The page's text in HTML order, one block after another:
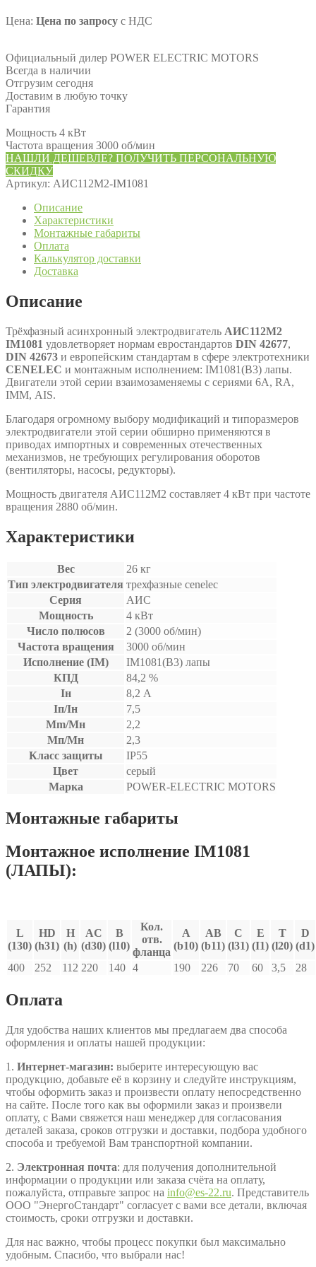
Цена: Цена по запросу с НДС
Официальный дилер POWER ELECTRIC MOTORS
Всегда в наличии
Отгрузим сегодня
Доставим в любую точку
Гарантия
Мощность 4 кВт
Частота вращения 3000 об/мин
НАШЛИ ДЕШЕВЛЕ? ПОЛУЧИТЬ ПЕРСОНАЛЬНУЮ
СКИДКУ
Артикул: АИС112М2-IM1081
Описание
Характеристики
Монтажные габариты
Оплата
Калькулятор доставки
Доставка
Описание
Трёхфазный асинхронный электродвигатель АИС112М2
IM1081 удовлетворяет нормам евростандартов DIN 42677,
DIN 42673 и европейским стандартам в сфере электротехники
CENELEC и монтажным исполнением: IM1081(B3) лапы.
Двигатели этой серии взаимозаменяемы с сериями 6A, RA,
IMM, АIS.
Благодаря огромному выбору модификаций и типоразмеров
электродвигатели этой серии обширно применяются в
приводах импортных и современных отечественных
механизмов, не требующих регулирования оборотов
(вентиляторы, насосы, редукторы).
Мощность двигателя АИС112М2 составляет 4 кВт при частоте
вращения 2880 об/мин.
Характеристики
Вес
26 кг
Тип электродвигателя трехфазные cenelec
Серия
АИС
Мощность
4 кВт
Число полюсов
2 (3000 об/мин)
Частота вращения
3000 об/мин
Исполнение (IM)
IM1081(B3) лапы
КПД
84,2 %
Iн
8,2 А
Iп/Iн
7,5
Mm/Мн
2,2
Мп/Мн
2,3
Класс защиты
IP55
Цвет
серый
Марка
POWER-ELECTRIC MOTORS
Монтажные габариты
Монтажное исполнение IM1081
(ЛАПЫ):
L
(130)
HD
(h31)
H
(h)
AC
(d30)
В
(l10)
Кол.
отв.
фланца
A
(b10)
AB
(b11)
C
(l31)
E
(I1)
T
(l20)
D
(d1)
400
252 112 220 140 4 190 226 70 60 3,5 28
Оплата
Для удобства наших клиентов мы предлагаем два способа
оформления и оплаты нашей продукции:
1. Интернет-магазин: выберите интересующую вас
продукцию, добавьте её в корзину и следуйте инструкциям,
чтобы оформить заказ и произвести оплату непосредственно
на сайте. После того как вы оформили заказ и произвели
оплату, с Вами свяжется наш менеджер для согласования
деталей заказа, сроков отгрузки и доставки, подбора удобного
способа и требуемой Вам транспортной компании.
2. Электронная почта: для получения дополнительной
информации о продукции или заказа счёта на оплату,
пожалуйста, отправьте запрос на info@es-22.ru. Представитель
ООО "ЭнергоСтандарт" согласует с вами все детали, включая
стоимость, сроки отгрузки и доставки.
Для нас важно, чтобы процесс покупки был максимально
удобным. Спасибо, что выбрали нас!